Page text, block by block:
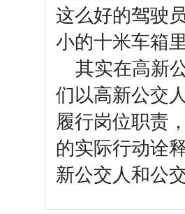
这么好的驾驶
小的十米车箱
其实在高新
们以高新公交
履行岗位职责
的实际行动诠
新公交人和公